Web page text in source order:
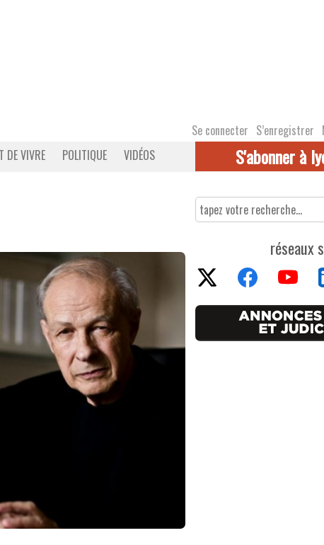
Se connecter S’enregistrer
DE VIVRE POLITIQUE VIDÉOS S'abonner à
réseaux